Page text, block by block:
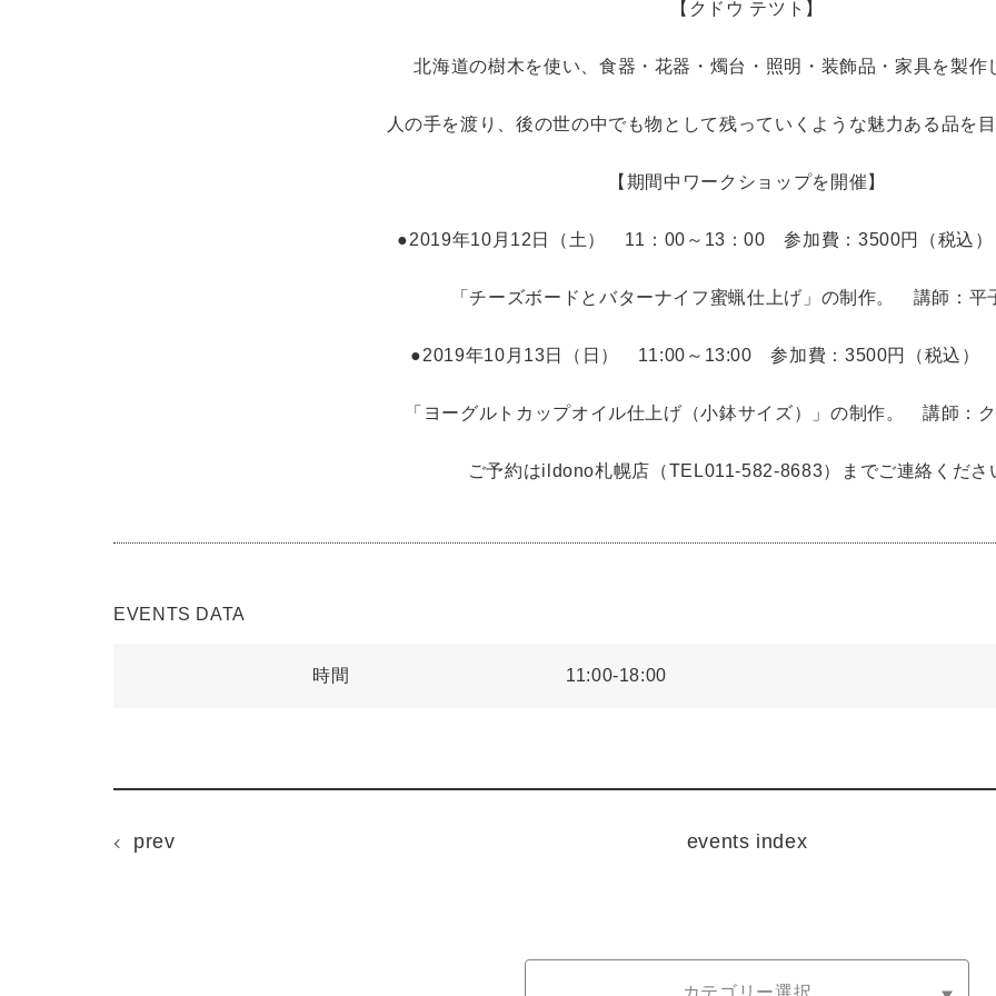
【クドウ テツト】
北海道の樹木を使い、食器・花器・燭台・照明・装飾品・家具を製作
人の手を渡り、後の世の中でも物として残っていくような魅力ある品を
【期間中ワークショップを開催】
●2019年10月12日（土） 11：00～13：00 参加費：3500円（税込
「チーズボードとバターナイフ蜜蝋仕上げ」の制作。 講師：平
●2019年10月13日（日） 11:00～13:00 参加費：3500円（税込）
「ヨーグルトカップオイル仕上げ（小鉢サイズ）」の制作。 講師：
ご予約はildono札幌店（TEL011-582-8683）までご連絡くださ
EVENTS DATA
時間 11:00-18:00
events index
prev
カテゴリー選択